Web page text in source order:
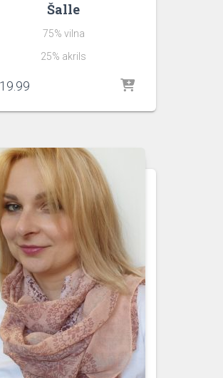
Šalle
75% vilna
25% akrils
19.99